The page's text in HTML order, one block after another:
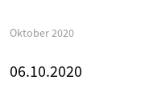
Oktober 2020
06.10.2020